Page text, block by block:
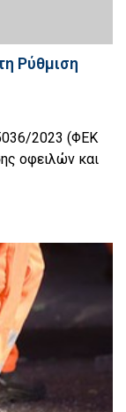
Ρύθμιση
2023 (ΦΕΚ
οφειλών και